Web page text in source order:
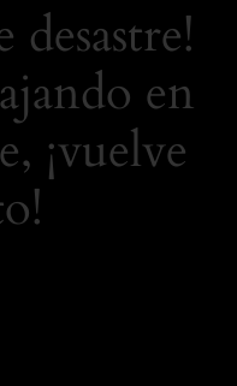
desastre!
en
¡vuelve